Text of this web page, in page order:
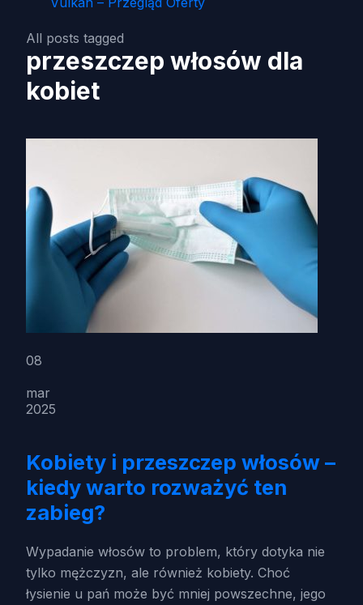
All posts tagged
przeszczep włosów dla
kobiet
08
mar
2025
Kobiety i przeszczep włosów –
kiedy warto rozważyć ten
zabieg?
Wypadanie włosów to problem, który dotyka nie
tylko mężczyzn, ale również kobiety. Choć
łysienie u pań może być mniej powszechne, jego